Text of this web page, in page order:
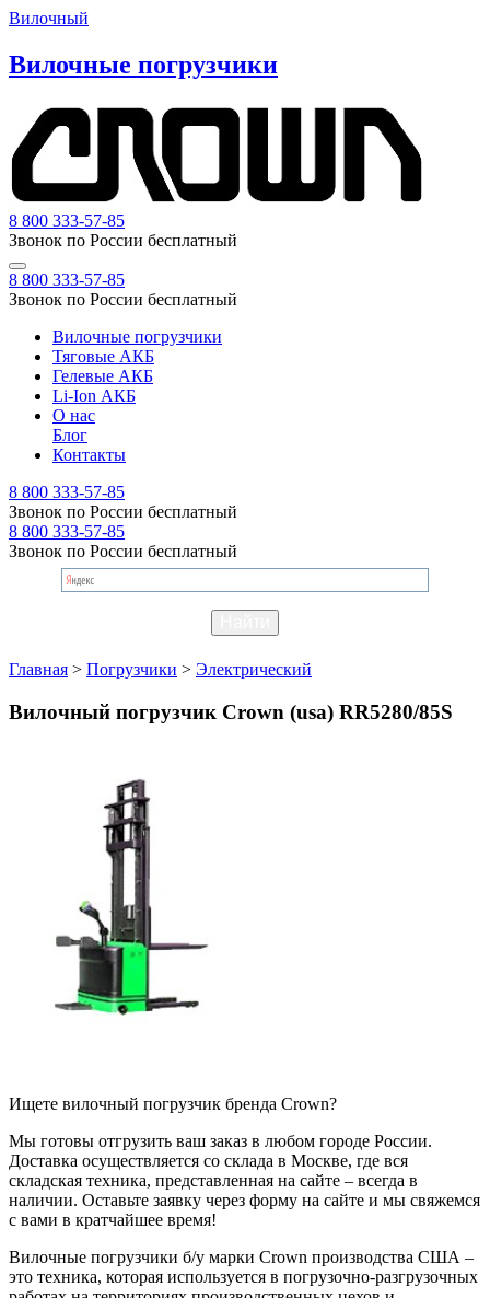
Вилочный
Вилочные погрузчики
8 800 333-57-85
Звонок по России бесплатный
8 800 333-57-85
Звонок по России бесплатный
Вилочные погрузчики
Тяговые АКБ
Гелевые АКБ
Li-Ion АКБ
О нас
Блог
Контакты
8 800 333-57-85
Звонок по России бесплатный
8 800 333-57-85
Звонок по России бесплатный
Главная > Погрузчики > Электрический
Вилочный погрузчик Crown (usa) RR5280/85S
Ищете вилочный погрузчик бренда Crown?
Мы готовы отгрузить ваш заказ в любом городе России.
Доставка осуществляется со склада в Москве, где вся
складская техника, представленная на сайте – всегда в
наличии. Оставьте заявку через форму на сайте и мы свяжемся
с вами в кратчайшее время!
Вилочные погрузчики б/у марки Crown производства США –
это техника, которая используется в погрузочно-разгрузочных